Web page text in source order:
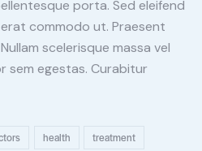
porta. Sed eleifend
commodo ut. Praesent
scelerisque massa vel
sem egestas. Curabitur
health treatment